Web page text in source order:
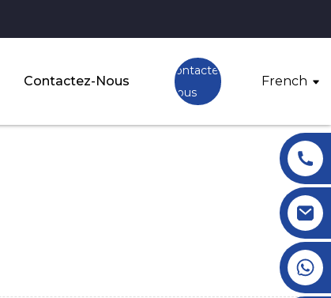
Contactez-Nous
Contactez-
Nous
French